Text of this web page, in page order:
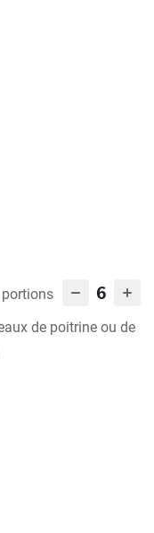
portions 6
de poitrine ou de